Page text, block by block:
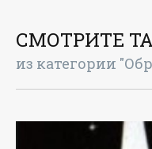
СМОТРИТЕ
из категории